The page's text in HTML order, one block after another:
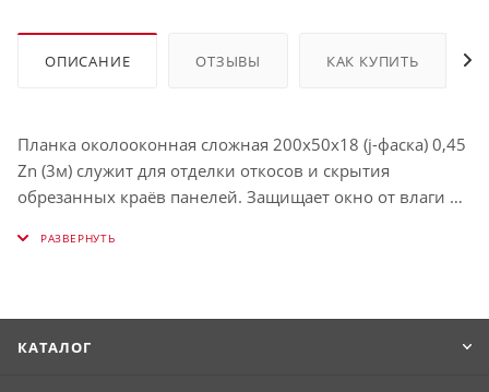
ОПИСАНИЕ ОТЗЫВЫ КАК КУПИТЬ
Планка околооконная сложная 200х50х18 (j-фаска) 0,45
Zn (3м) служит для отделки откосов и скрытия
обрезанных краёв панелей. Защищает окно от влаги и
облегчает процесс обрамления окон и связывает их в
КАТАЛОГ